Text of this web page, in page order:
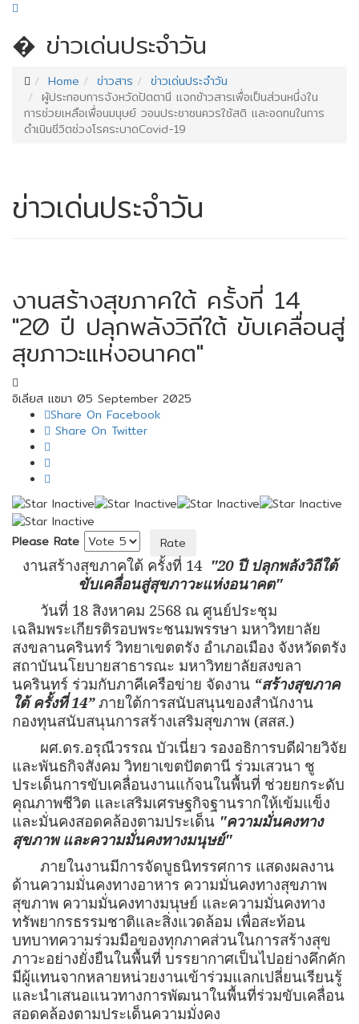
� ข่าวเด่นประจำวัน
Home ข่าวสาร
ข่าวเด่นประจำวัน
ผู้ประกอบการจังหวัดปัตตานี แจกข้าวสารเพื่อเป็นส่วนหนึ่งใน
การช่วยเหลือเพื่อนมนุษย์ วอนประชาชนควรใช้สติ และอดทนในการ
ดำเนินชีวิตช่วงโรคระบาดCovid-19
ข่าวเด่นประจำวัน
งานสร้างสุขภาคใต้ ครั้งที่ 14
"20 ปี ปลุกพลังวิถีใต้ ขับเคลื่อนสู่
สุขภาวะแห่งอนาคต"
อิเลียส เเซมา 05 September 2025
Share On Facebook
Share On Twitter
Please Rate
งานสร้างสุขภาคใต้ ครั้งที่ 14 "20 ปี ปลุกพลังวิถีใต้
ขับเคลื่อนสู่สุขภาวะแห่งอนาคต"
วันที่ 18 สิงหาคม 2568 ณ ศูนย์ประชุม
เฉลิมพระเกียรติรอบพระชนมพรรษา มหาวิทยาลัย
สงขลานครินทร์ วิทยาเขตตรัง อำเภอเมือง จังหวัดตรัง
สถาบันนโยบายสาธารณะ มหาวิทยาลัยสงขลา
นครินทร์ ร่วมกับภาคีเครือข่าย จัดงาน “สร้างสุขภาค
ใต้ ครั้งที่ 14” ภายใต้การสนับสนุนของสำนักงาน
กองทุนสนับสนุนการสร้างเสริมสุขภาพ (สสส.)
ผศ.ดร.อรุณีวรรณ บัวเนี่ยว รองอธิการบดีฝ่ายวิจัย
และพันธกิจสังคม วิทยาเขตปัตตานี ร่วมเสวนา ชู
ประเด็นการขับเคลื่อนงานแก้จนในพื้นที่ ช่วยยกระดับ
คุณภาพชีวิต และเสริมเศรษฐกิจฐานรากให้เข้มแข็ง
และมั่นคงสอดคล้องตามประเด็น "ความมั่นคงทาง
สุขภาพ และความมั่นคงทางมนุษย์"
ภายในงานมีการจัดบูธนิทรรศการ แสดงผลงาน
ด้านความมั่นคงทางอาหาร ความมั่นคงทางสุขภาพ
สุขภาพ ความมั่นคงทางมนุษย์ และความมั่นคงทาง
ทรัพยากรธรรมชาติและสิ่งแวดล้อม เพื่อสะท้อน
บทบาทความร่วมมือของทุกภาคส่วนในการสร้างสุข
ภาวะอย่างยั่งยืนในพื้นที่ บรรยากาศเป็นไปอย่างคึกคัก
มีผู้แทนจากหลายหน่วยงานเข้าร่วมแลกเปลี่ยนเรียนรู้
และนำเสนอแนวทางการพัฒนาในพื้นที่ร่วมขับเคลื่อน
สอดคล้องตามประเด็นความมั่งคง